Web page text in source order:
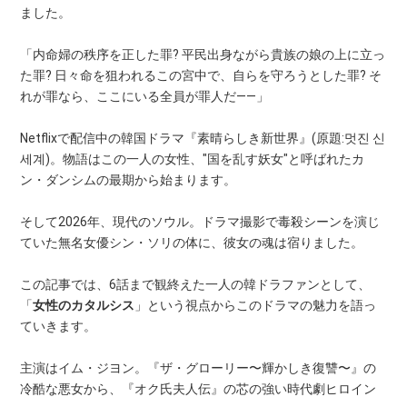
ました。
「内命婦の秩序を正した罪? 平民出身ながら貴族の娘の上に立っ
た罪? 日々命を狙われるこの宮中で、自らを守ろうとした罪? そ
れが罪なら、ここにいる全員が罪人だ——」
Netflixで配信中の韓国ドラマ『素晴らしき新世界』(原題:멋진 신
세계)。物語はこの一人の女性、"国を乱す妖女"と呼ばれたカ
ン・ダンシムの最期から始まります。
そして2026年、現代のソウル。ドラマ撮影で毒殺シーンを演じ
ていた無名女優シン・ソリの体に、彼女の魂は宿りました。
この記事では、6話まで観終えた一人の韓ドラファンとして、
「女性のカタルシス 」という視点からこのドラマの魅力を語っ
ていきます。
主演はイム・ジヨン。『ザ・グローリー〜輝かしき復讐〜』の
冷酷な悪女から、『オク氏夫人伝』の芯の強い時代劇ヒロイン